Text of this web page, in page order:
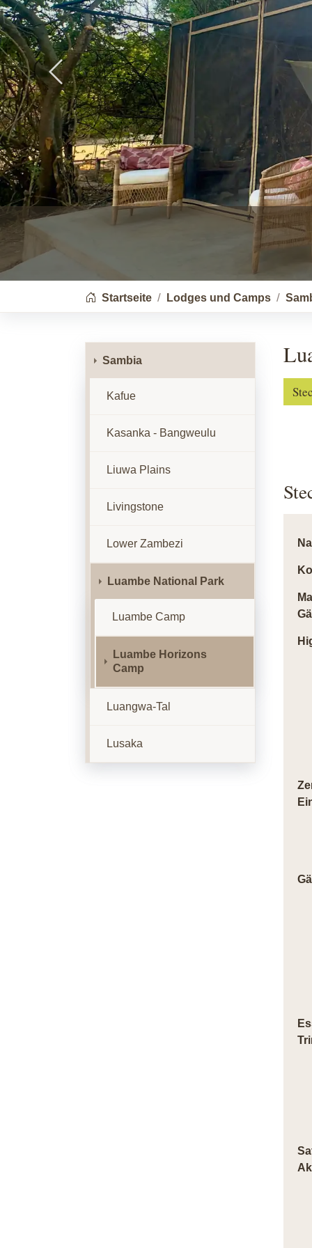
Previous
You are here:
Startseite Lodges und Camps
Sambia
Kafue
Kasanka - Bangweulu
Liuwa Plains
Livingstone
Lower Zambezi
Luambe National Park
Luambe Camp
Luambe Horizons
Camp
Luangwa-Tal
Lusaka